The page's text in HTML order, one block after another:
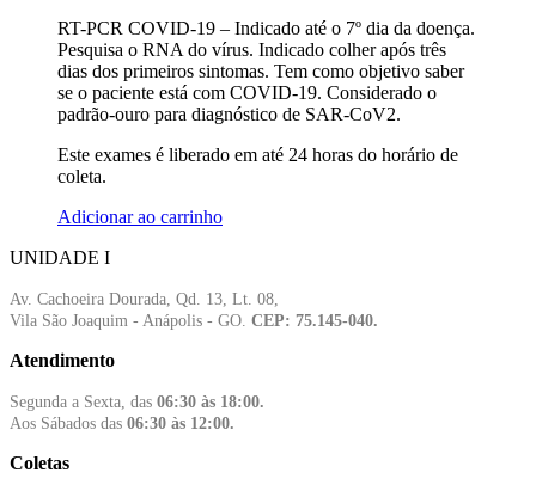
RT-PCR COVID-19 – Indicado até o 7º dia da doença.
Pesquisa o RNA do vírus. Indicado colher após três
dias dos primeiros sintomas. Tem como objetivo saber
se o paciente está com COVID-19. Considerado o
padrão-ouro para diagnóstico de SAR-CoV2.
Este exames é liberado em até 24 horas do horário de
coleta.
Adicionar ao carrinho
UNIDADE I
Av. Cachoeira Dourada, Qd. 13, Lt. 08,
Vila São Joaquim - Anápolis - GO. CEP: 75.145-040.
Atendimento
Segunda a Sexta, das 06:30 às 18:00.
Aos Sábados das 06:30 às 12:00.
Coletas